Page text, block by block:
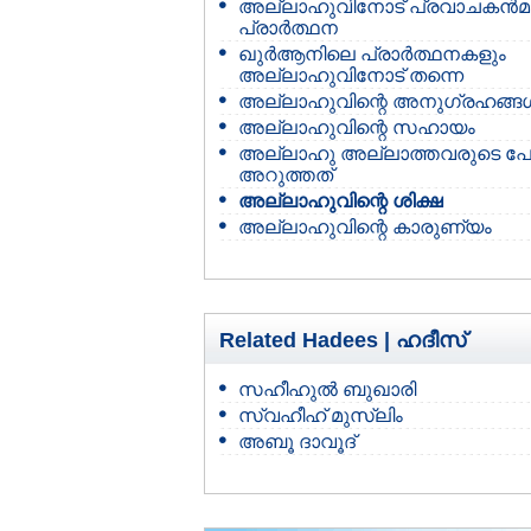
അല്ലാഹുവിനോട്
പ്രാര്‍ത്ഥന
ഖുര്‍ആനിലെ പ്രാര്‍ത്ഥനകളും
അല്ലാഹുവിനോട് തന്നെ
അല്ലാഹുവിന്റെ
അല്ലാഹുവിന്റെ സഹായം
അല്ലാഹു അല്ലാത്തവരുടെ
അറുത്തത്
അല്ലാഹുവിന്റെ ശിക്ഷ
അല്ലാഹുവിന്റെ കാരുണ്യം
Related Hadees | ഹദീസ്
സഹീഹുല്‍ ബുഖാരി
സ്വഹീഹ് മുസ്‌ലിം
അബൂ ദാവൂദ്